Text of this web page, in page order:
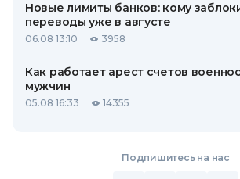
Новые лимиты банков: кому
переводы уже в августе
06.08 13:10 3958
Как работает арест счетов
мужчин
05.08 16:33 14355
Подпишитесь на нас